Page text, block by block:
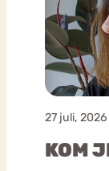
27 juli, 2026
KOM